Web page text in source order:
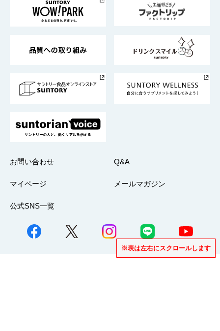
※表は左右にスクロールします
地域情報
サントリーサンバーズ大阪
サントリーが考えるサステナビリティ経営
企業概要
採用情報
お問い合わせ Q&A
マイページ メールマガジン
公式SNS一覧